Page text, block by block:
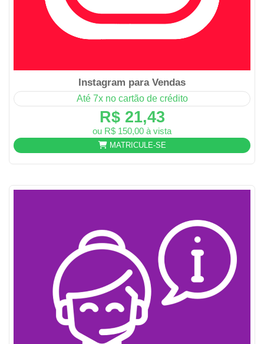
Instagram para Vendas
Até 7x no cartão de crédito
R$ 21,43
ou R$ 150,00 à vista
MATRICULE-SE